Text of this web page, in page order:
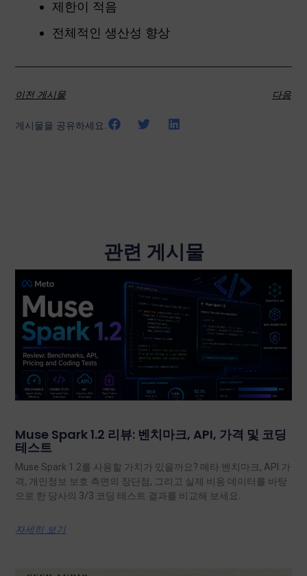
제한이 적음
전체적인 생산성 향상
이전 게시물 다음
게시물을 공유하세요:
관련 게시물
Muse Spark 1.2 리뷰: 벤치마크, API, 가격 및 코딩
테스트
Muse Spark 1.2를 사용할 가치가 있을까요? 메타 벤치마크, API 가
격, 개인정보 보호 측면의 장단점, 그리고 실제 비용 데이터를 바탕
으로 한 당사의 3/3 코딩 테스트 결과를 비교해 보세요.
자세히 보기